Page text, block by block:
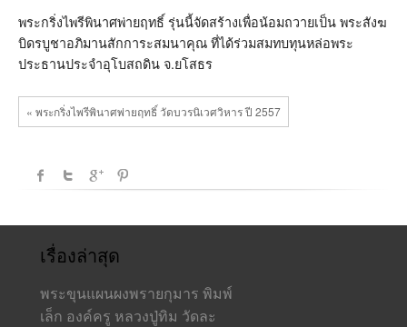
บวร
นอ
เว
ศวิ
ปี
2557
พระกริ่งไพรีพินาศพ่ายฤทธิ์ รุ่นนี้จัดสร้างเพื่อน้อมถวายเป็น พระสังฆ
บิดรบูชาอภิมานสักการะสมนาคุณ ที่ได้ร่วมสมทบทุนหล่อพระ
ประธานประจำอุโบสถดิน จ.ยโสธร
« พระกริ่งไพรีพินาศพ่ายฤทธิ์ วัดบวรนิเวศวิหาร ปี 2557
เรื่องล่าสุด
พระขุนแผนผงพรายกุมาร พิมพ์
เล็ก องค์ครู หลวงปู่ทิม วัดละ